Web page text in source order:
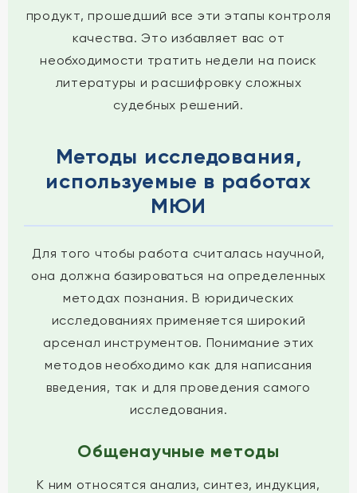
продукт, прошедший все эти этапы контроля
качества. Это избавляет вас от
необходимости тратить недели на поиск
литературы и расшифровку сложных
судебных решений.
Методы исследования,
используемые в работах
МЮИ
Для того чтобы работа считалась научной,
она должна базироваться на определенных
методах познания. В юридических
исследованиях применяется широкий
арсенал инструментов. Понимание этих
методов необходимо как для написания
введения, так и для проведения самого
исследования.
Общенаучные методы
К ним относятся анализ, синтез, индукция,